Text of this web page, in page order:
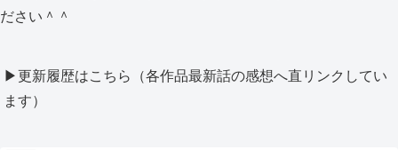
ださい＾＾
▶更新履歴はこちら（各作品最新話の感想へ直リンクしてい
ます）